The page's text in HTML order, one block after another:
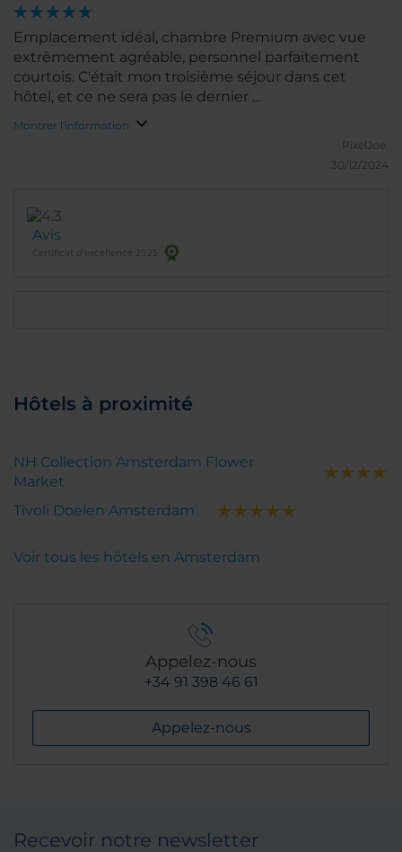
Emplacement idéal, chambre Premium avec vue
extrêmement agréable, personnel parfaitement
courtois. C'était mon troisième séjour dans cet
hôtel, et ce ne sera pas le dernier ...
Montrer l'information
PixelJoe.
30/12/2024
Avis
Certificat d’excellence 2025
Hôtels à proximité
NH Collection Amsterdam Flower
Market
Tivoli Doelen Amsterdam
Voir tous les hôtels en Amsterdam
Appelez-nous
+34 91 398 46 61
Appelez-nous
Recevoir notre newsletter